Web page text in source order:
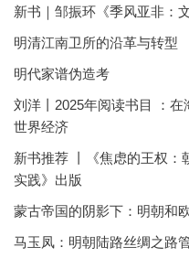
新书｜邹振环《季风亚非：
明清江南卫所的沿革与转型
明代家谱伪造考
刘洋丨2025年阅读书目 ：
世界经济
新书推荐 丨《焦虑的王权：
实践》出版
蒙古帝国的阴影下：明朝和
马玉凤：明朝陆路丝绸之路